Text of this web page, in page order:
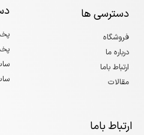
دسترسی ها
فروشگاه
درباره ما
ارتباط باما
مقالات
ارتباط باما